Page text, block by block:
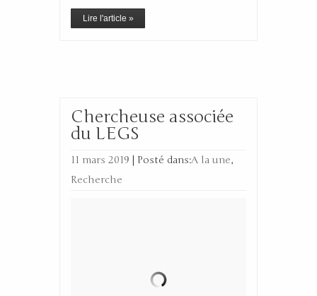
Lire l'article »
Chercheuse associée
du LEGS
11 mars 2019 Posté dans:A la une,
Recherche